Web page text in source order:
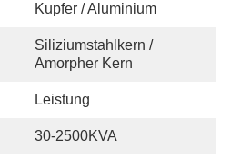
Kupfer / Aluminium
Siliziumstahlkern /
Amorpher Kern
Leistung
30-2500KVA